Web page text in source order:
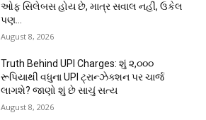
ઓફ સિલેબસ હોય છે, માત્ર સવાલ નહીં, ઉકેલ
પણ...
August 8, 2026
Truth Behind UPI Charges: શું ૨,૦૦૦
રૂપિયાથી વધુના UPI ટ્રાન્ઝેક્શન પર ચાર્જ
લાગશે? જાણો શું છે સાચું સત્ય
August 8, 2026